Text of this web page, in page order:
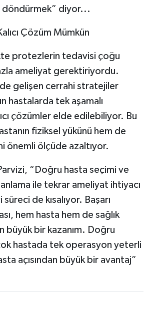
döndürmek” diyor...
Çözüm Mümkün
protezlerin tedavisi çoğu
ameliyat gerektiriyordu.
gelişen cerrahi stratejiler
hastalarda tek aşamalı
çözümler elde edilebiliyor. Bu
fiziksel yükünü hem de
önemli ölçüde azaltıyor.
“Doğru hasta seçimi ve
ile tekrar ameliyat ihtiyacı
de kısalıyor. Başarı
hem hasta hem de sağlık
büyük bir kazanım. Doğru
hastada tek operasyon yeterli
açısından büyük bir avantaj”